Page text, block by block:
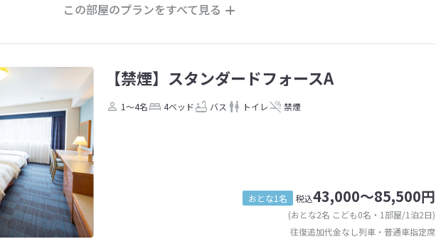
この部屋のプランをすべて見る
【禁煙】スタンダードフォースA
1～4名 4ベッド バス トイレ 禁煙
おとな1名 税込43,000～85,500円
(おとな2名 こども0名・1部屋/1泊2日)
往復追加代金なし列車・普通車指定席